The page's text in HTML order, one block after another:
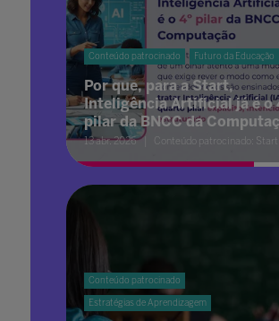
Conteúdo patrocinado Futuro da Educação
Por que, para a Start,
Inteligência Artificial já é o
pilar da BNCC da
13 abr. 2026 Conteúdo patrocinado: Start
Conteúdo patrocinado
Estratégias de Aprendizagem